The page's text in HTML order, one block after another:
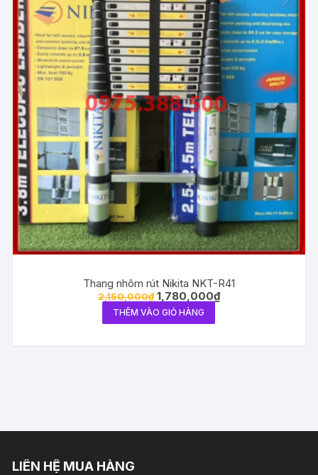
Thang nhôm rút Nikita NKT-R41
2,150,000₫ 1,780,000₫
THÊM VÀO GIỎ HÀNG
LIÊN HỆ MUA HÀNG